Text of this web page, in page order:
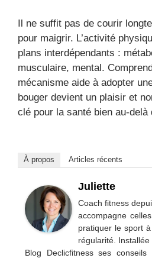
Il ne suffit pas de courir
pour maigrir. L’activité
plans interdépendants :
musculaire, mental.
mécanisme aide à adopter
bouger devient un plaisir et
clé pour la santé bien au-delà
À propos Articles récents
Juliette
Coach fitness
accompagne
pratiquer le sport
régularité.
Blog Declicfitness ses